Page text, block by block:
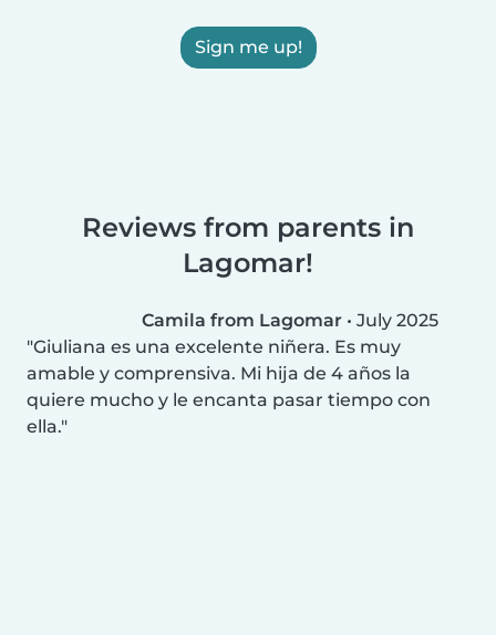
Sign me up!
Reviews from parents in
Lagomar!
Camila from Lagomar • July 2025
Giuliana es una excelente niñera. Es muy
amable y comprensiva. Mi hija de 4 años la
quiere mucho y le encanta pasar tiempo con
ella.